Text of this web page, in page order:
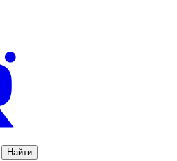
Найти